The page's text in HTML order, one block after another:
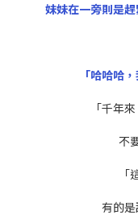
妹妹在⼀旁則是
「哈哈哈
「千年
不
有的